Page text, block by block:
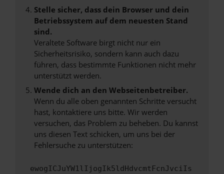
Stelle sicher, dass dein Browser und dein
Betriebssystem auf dem neuesten Stand
sind.
Veraltete Software birgt nicht nur ein
Sicherheitsrisiko, sondern kann auch dazu
führen, dass bestimmte Funktionen nicht mehr
unterstützt werden.
Wende dich an den Webseitenbetreiber.
Wenn du alle oben genannten Schritte versucht
hast, kontaktiere uns bitte. Wir werden
versuchen, das Problem zu beheben. Du kannst
uns diesen Text schicken, um uns bei der
Fehlersuche zu unterstützen:
ewogICJuYW1lIjogIk5ldHdvcmtFcnJvciIs